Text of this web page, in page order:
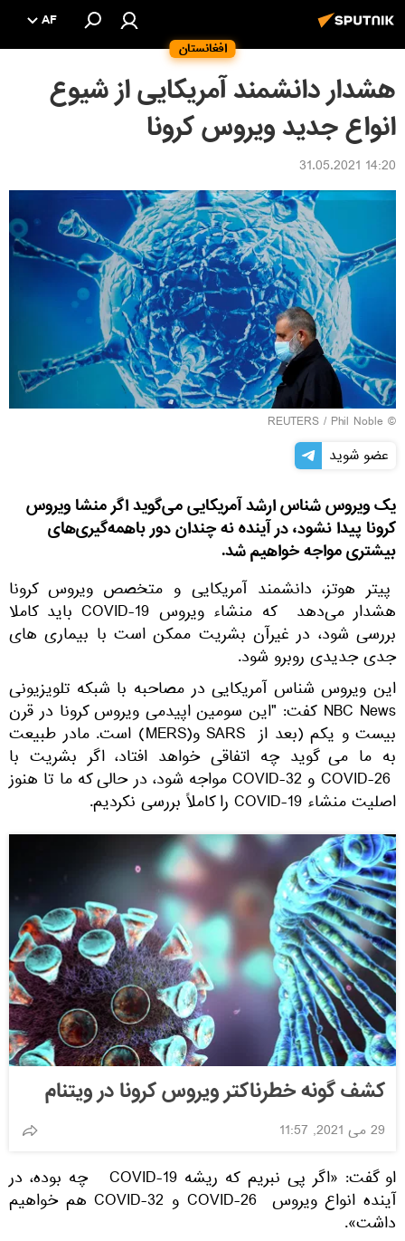
افغانستان
AF
هشدار دانشمند آمریکایی از شیوع
انواع جدید ویروس کرونا
14:20 31.05.2021
©
REUTERS / Phil Noble
عضو شوید
یک ویروس شناس ارشد آمریکایی می‌گوید اگر منشا ویروس
کرونا پیدا نشود، در آینده نه چندان دور باهمه‌گیری‌های
بیشتری مواجه خواهیم شد.
پیتر هوتز، دانشمند آمریکایی و متخصص ویروس کرونا
هشدار می‌دهد که منشاء ویروس COVID-19 باید کاملا
بررسی شود، در غیرآن بشریت ممکن است با بیماری های
جدی جدیدی روبرو شود.
این ویروس شناس آمریکایی در مصاحبه با شبکه تلویزیونی
NBC News کفت: "این سومین اپیدمی ویروس کرونا در قرن
بیست و یکم (بعد از SARS و(MERS) است. مادر طبیعت
به ما می گوید چه اتفاقی خواهد افتاد، اگر بشریت با
COVID-26 و COVID-32 مواجه شود، در حالی که ما تا هنوز
اصلیت منشاء COVID-19 را کاملاً بررسی نکردیم.
کشف گونه خطرناکتر ویروس کرونا در ویتنام
29 می 2021, 11:57
او گفت:‌ «اگر پی نبریم که ریشه COVID-19 چه بوده،‌ در
آینده انواع ویروس COVID-26 و COVID-32 هم خواهیم
داشت».